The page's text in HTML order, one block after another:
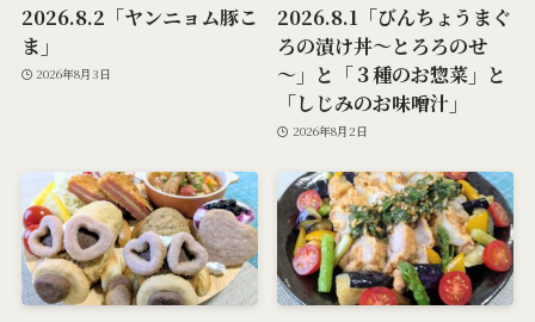
2026.8.2「ヤンニョム豚こ
ま」
2026年8月3日
2026.8.1「びんちょうまぐ
ろの漬け丼～とろろのせ
～」と「３種のお惣菜」と
「しじみのお味噌汁」
2026年8月2日